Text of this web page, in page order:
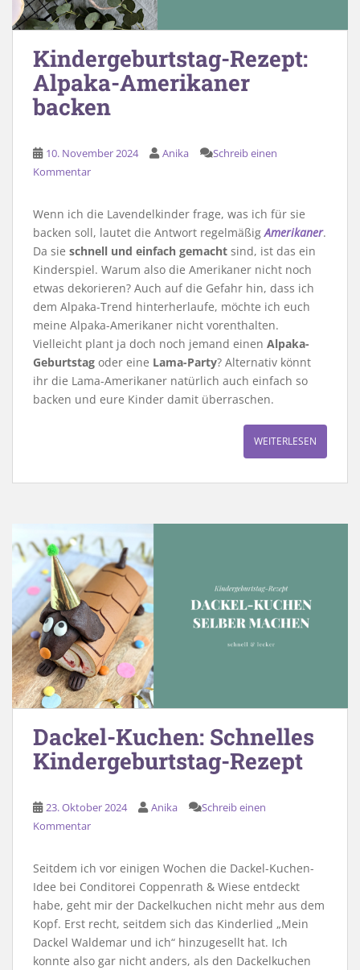
Kindergeburtstag-Rezept:
Alpaka-Amerikaner
backen
10. November 2024 Anika
Schreib einen
Kommentar
Wenn ich die Lavendelkinder frage, was ich für sie
backen soll, lautet die Antwort regelmäßigAmerikaner.
Da sie schnell und einfach gemacht sind, ist das ein
Kinderspiel. Warum also die Amerikaner nicht noch
etwas dekorieren? Auch auf die Gefahr hin, dass ich
dem Alpaka-Trend hinterherlaufe, möchte ich euch
meine Alpaka-Amerikaner nicht vorenthalten.
Vielleicht plant ja doch noch jemand einen Alpaka-
Geburtstag oder eine Lama-Party? Alternativ könnt
ihr die Lama-Amerikaner natürlich auch einfach so
backen und eure Kinder damit überraschen.
WEITERLESEN
Dackel-Kuchen: Schnelles
Kindergeburtstag-Rezept
23. Oktober 2024 Anika
Schreib einen
Kommentar
Seitdem ich vor einigen Wochen die Dackel-Kuchen-
Idee bei Conditorei Coppenrath & Wiese entdeckt
habe, geht mir der Dackelkuchen nicht mehr aus dem
Kopf. Erst recht, seitdem sich das Kinderlied „Mein
Dackel Waldemar und ich“ hinzugesellt hat. Ich
konnte also gar nicht anders, als den Dackelkuchen